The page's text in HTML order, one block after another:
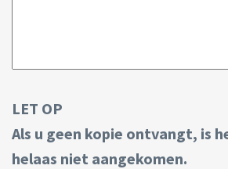
LET OP
Als u geen kopie ontvangt, is
helaas niet aangekomen.